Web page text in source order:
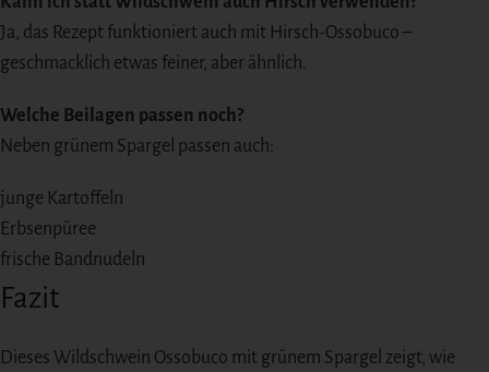
Ja, das Rezept funktioniert auch mit Hirsch-Ossobuco –
geschmacklich etwas feiner, aber ähnlich.
Welche Beilagen passen noch?
Neben grünem Spargel passen auch:
junge Kartoffeln
Erbsenpüree
frische Bandnudeln
Fazit
Dieses Wildschwein Ossobuco mit grünem Spargel zeigt, wie